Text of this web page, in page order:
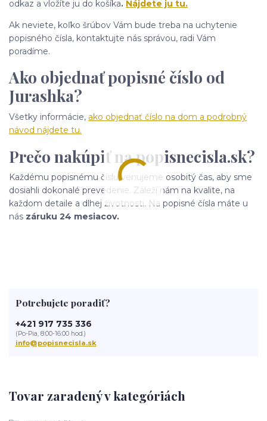
odkaz a vložíte ju do košíka. Nájdete ju tu.
Ak neviete, koľko šrúbov Vám bude treba na uchytenie
popisného čísla, kontaktujte nás správou, radi Vám
poradíme.
Ako objednať popisné číslo od
Jurashka?
Všetky informácie, ako objednať číslo na dom a podrobný
návod nájdete tu.
Prečo nakúpiť na popisnecisla.sk?
Každému popisnému číslu venujeme osobitý čas, aby sme
dosiahli dokonalé prevedenie. Záleží nám na kvalite, na
každom detaile a dlhej životnosti. Na popisné čísla máte u
nás záruku 24 mesiacov.
Tovar zaradený v kategóriách
Potrebujete poradiť?
+421 917 735 336
(Po-Pia, 8:00-16:00 hod.)
info@popisnecisla.sk